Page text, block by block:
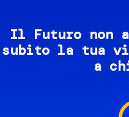
Il Futuro non
subito la tua
a